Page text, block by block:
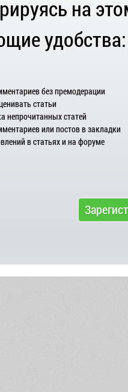
на
удобства:
без премодерации
статьи
непрочитанных статей
или постов в закладки
в статьях и на форуме